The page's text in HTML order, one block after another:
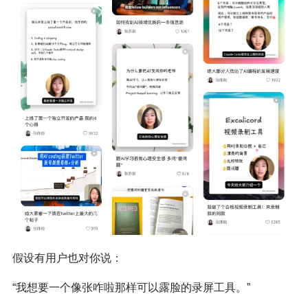
假设有用户也对你说：
“我想要一个像张咋啦那样可以露脸的录屏工具。”